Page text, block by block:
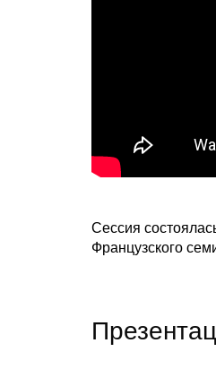
Сессия
Французского